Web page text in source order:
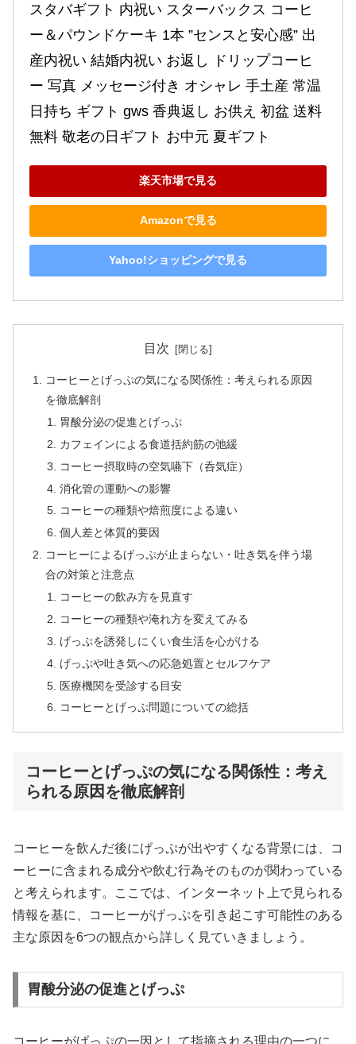
スタバギフト 内祝い スターバックス コーヒ
ー＆パウンドケーキ 1本 ”センスと安心感” 出
産内祝い 結婚内祝い お返し ドリップコーヒ
ー 写真 メッセージ付き オシャレ 手土産 常温
日持ち ギフト gws 香典返し お供え 初盆 送料
無料 敬老の日ギフト お中元 夏ギフト
楽天市場で見る
Amazonで見る
Yahoo!ショッピングで見る
目次
コーヒーとげっぷの気になる関係性：考えられる原因
を徹底解剖
胃酸分泌の促進とげっぷ
カフェインによる食道括約筋の弛緩
コーヒー摂取時の空気嚥下（呑気症）
消化管の運動への影響
コーヒーの種類や焙煎度による違い
個人差と体質的要因
コーヒーによるげっぷが止まらない・吐き気を伴う場
合の対策と注意点
コーヒーの飲み方を見直す
コーヒーの種類や淹れ方を変えてみる
げっぷを誘発しにくい食生活を心がける
げっぷや吐き気への応急処置とセルフケア
医療機関を受診する目安
コーヒーとげっぷ問題についての総括
コーヒーとげっぷの気になる関係性：考え
られる原因を徹底解剖
コーヒーを飲んだ後にげっぷが出やすくなる背景には、コ
ーヒーに含まれる成分や飲む行為そのものが関わっている
と考えられます。ここでは、インターネット上で見られる
情報を基に、コーヒーがげっぷを引き起こす可能性のある
主な原因を6つの観点から詳しく見ていきましょう。
胃酸分泌の促進とげっぷ